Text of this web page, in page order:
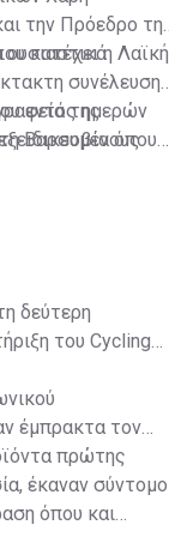
την Πρόεδρο της
κατέχει η Λαϊκή
συνέλευση
της
εντός ημερών
Βαρσοβία όπου
δεύτερη
του Cycling
έμπρακτα τον
πρώτης
έκαναν σύντομο
όπου και